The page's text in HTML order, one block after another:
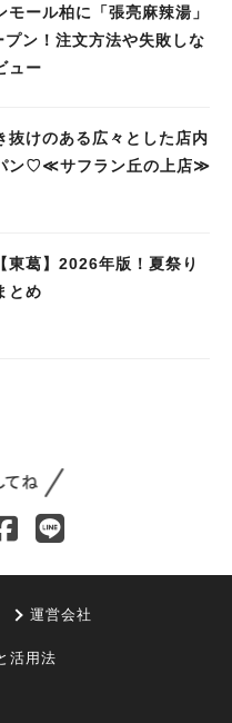
モール柏に「張亮麻辣湯」
ン！注文方法や失敗しな
ュー
抜けのある広々とした店内
ン♡≪サフラン丘の上店≫
東葛】2026年版！夏祭り
とめ
運営会社
活用法